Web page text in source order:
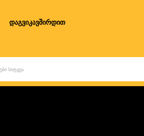
დაგვიკავშირდით
ᲡᲘᲢᲧᲕᲐ